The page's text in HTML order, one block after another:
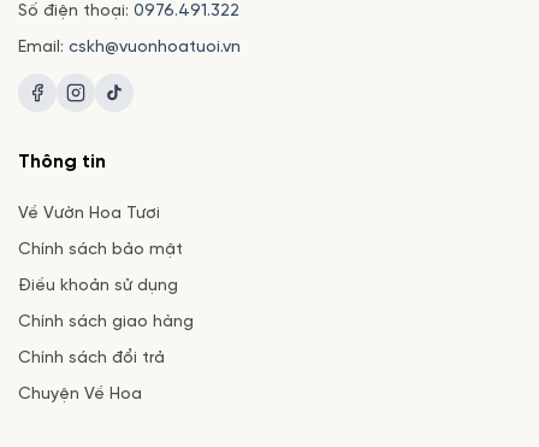
Số điện thoại: 0976.491.322
Email: cskh@vuonhoatuoi.vn
Thông tin
Về Vườn Hoa Tươi
Chính sách bảo mật
Điều khoản sử dụng
Chính sách giao hàng
Chính sách đổi trả
Chuyện Về Hoa